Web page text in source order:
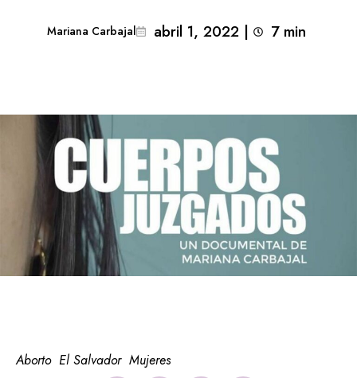
Mariana Carbajal abril 1, 2022 | 7 min
Aborto El Salvador Mujeres